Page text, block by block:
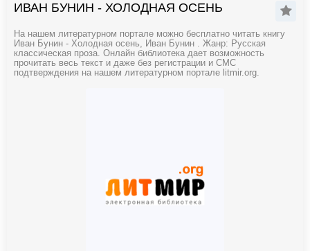
ИВАН БУНИН - ХОЛОДНАЯ ОСЕНЬ
На нашем литературном портале можно бесплатно читать книгу
Иван Бунин - Холодная осень, Иван Бунин . Жанр: Русская
классическая проза. Онлайн библиотека дает возможность
прочитать весь текст и даже без регистрации и СМС
подтверждения на нашем литературном портале litmir.org.